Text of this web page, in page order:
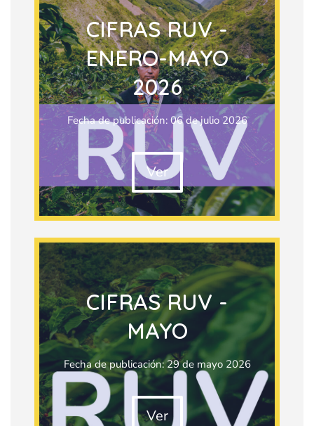
CIFRAS RUV -
ENERO-MAYO
2026
Fecha de publicación: 06 de julio 2026
Ver
CIFRAS RUV -
MAYO
Fecha de publicación: 29 de mayo 2026
Ver